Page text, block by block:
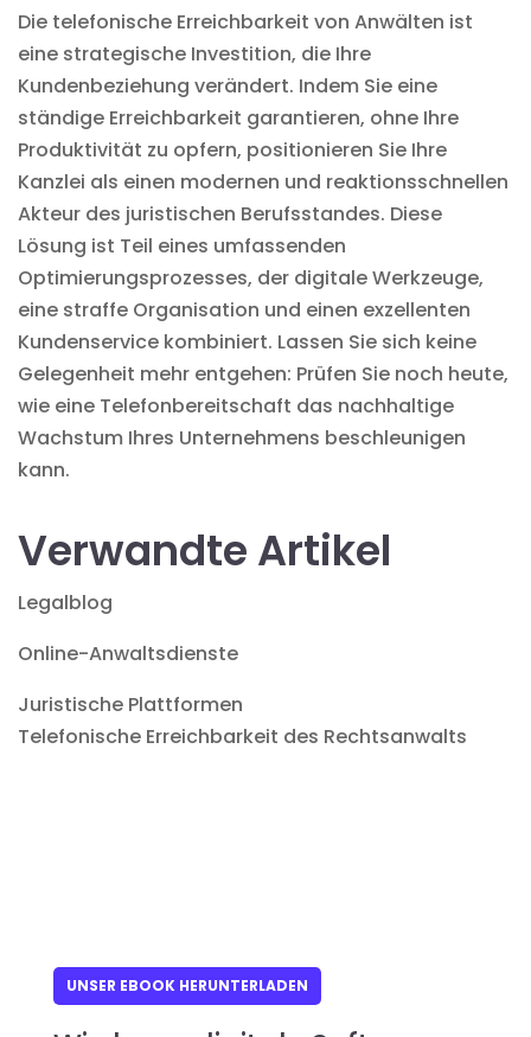
Die telefonische Erreichbarkeit von Anwälten ist
eine strategische Investition, die Ihre
Kundenbeziehung verändert. Indem Sie eine
ständige Erreichbarkeit garantieren, ohne Ihre
Produktivität zu opfern, positionieren Sie Ihre
Kanzlei als einen modernen und reaktionsschnellen
Akteur des juristischen Berufsstandes. Diese
Lösung ist Teil eines umfassenden
Optimierungsprozesses, der digitale Werkzeuge,
eine straffe Organisation und einen exzellenten
Kundenservice kombiniert. Lassen Sie sich keine
Gelegenheit mehr entgehen: Prüfen Sie noch heute,
wie eine Telefonbereitschaft das nachhaltige
Wachstum Ihres Unternehmens beschleunigen
kann.
Verwandte Artikel
Legalblog
Online-Anwaltsdienste
Juristische Plattformen
Telefonische Erreichbarkeit des Rechtsanwalts
UNSER EBOOK HERUNTERLADEN